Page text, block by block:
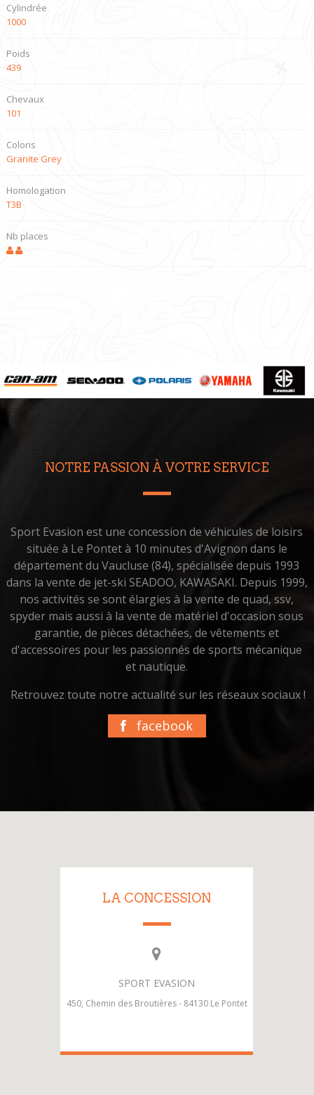
Cylindrée
1000
Poids
439
Chevaux
101
Coloris
Granite Grey
Homologation
T3B
Nb places
NOTRE PASSION À VOTRE SERVICE
Sport Evasion est une concession de véhicules de loisirs
située à Le Pontet à 10 minutes d'Avignon dans le
département du Vaucluse (84), spécialisée depuis 1993
dans la vente de jet-ski SEADOO, KAWASAKI. Depuis 1999,
nos activités se sont élargies à la vente de quad, ssv,
spyder mais aussi à la vente de matériel d'occasion sous
garantie, de pièces détachées, de vêtements et
d'accessoires pour les passionnés de sports mécanique
et nautique.
Retrouvez toute notre actualité sur les réseaux sociaux !
facebook
LA CONCESSION
SPORT EVASION
450, Chemin des Broutières - 84130 Le Pontet